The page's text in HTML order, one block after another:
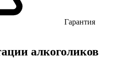
Гарантия
алкоголиков